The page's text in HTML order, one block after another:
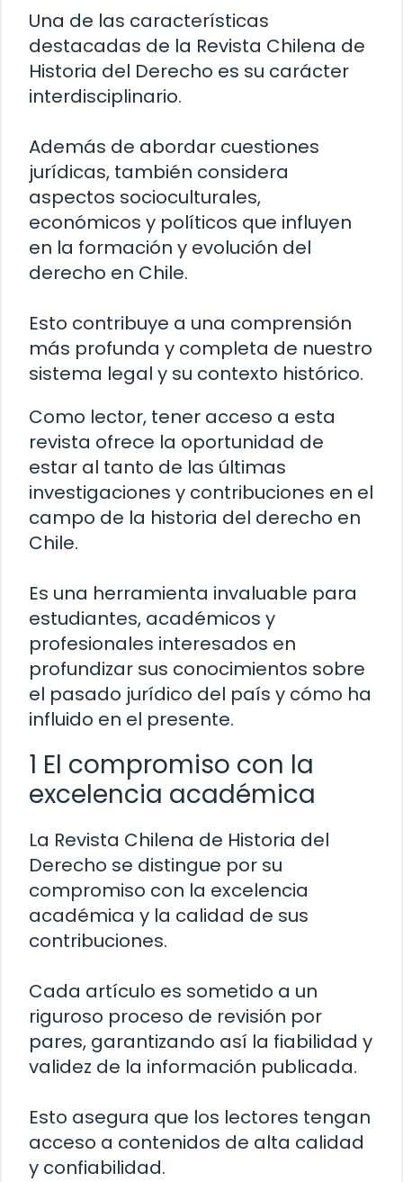
Una de las características
destacadas de la Revista Chilena de
Historia del Derecho es su carácter
interdisciplinario.
Además de abordar cuestiones
jurídicas, también considera
aspectos socioculturales,
económicos y políticos que influyen
en la formación y evolución del
derecho en Chile.
Esto contribuye a una comprensión
más profunda y completa de nuestro
sistema legal y su contexto histórico.
Como lector, tener acceso a esta
revista ofrece la oportunidad de
estar al tanto de las últimas
investigaciones y contribuciones en el
campo de la historia del derecho en
Chile.
Es una herramienta invaluable para
estudiantes, académicos y
profesionales interesados en
profundizar sus conocimientos sobre
el pasado jurídico del país y cómo ha
influido en el presente.
1 El compromiso con la
excelencia académica
La Revista Chilena de Historia del
Derecho se distingue por su
compromiso con la excelencia
académica y la calidad de sus
contribuciones.
Cada artículo es sometido a un
riguroso proceso de revisión por
pares, garantizando así la fiabilidad y
validez de la información publicada.
Esto asegura que los lectores tengan
acceso a contenidos de alta calidad
y confiabilidad.